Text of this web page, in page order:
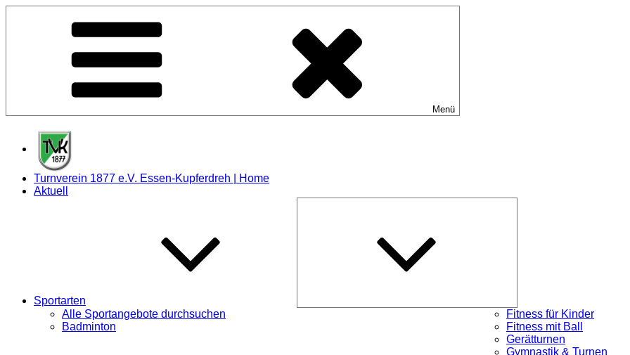
Menü
Turnverein 1877 e.V. Essen-Kupferdreh | Home
Aktuell
Sportarten
Alle Sportangebote durchsuchen
Badminton
Fitness für Kinder
Fitness mit Ball
Gerätturnen
Gymnastik & Turnen